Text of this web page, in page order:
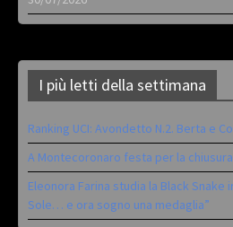
I più letti della settimana
Ranking UCI: Avondetto N.2. Berta e
A Montecoronaro festa per la
Eleonora Farina studia la Black Snake
Sole… e ora sogno una medaglia”